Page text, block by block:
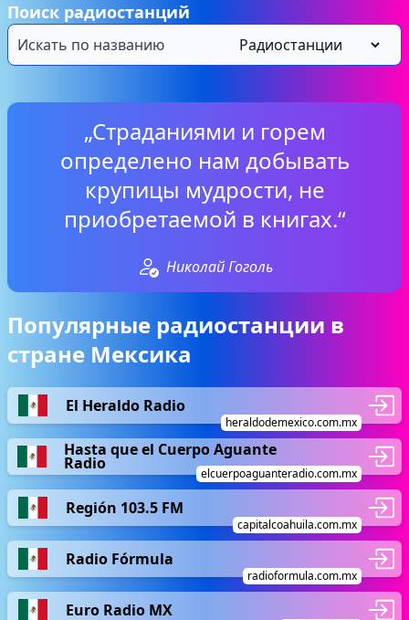
Поиск радиостанций
„Страданиями и горем
определено нам добывать
крупицы мудрости, не
приобретаемой в книгах.“
Николай Гоголь
Популярные радиостанции в
стране Мексика
El Heraldo Radio
heraldodemexico.com.mx
Hasta que el Cuerpo Aguante
Radio
elcuerpoaguanteradio.com.mx
Región 103.5 FM
capitalcoahuila.com.mx
Radio Fórmula
radioformula.com.mx
Euro Radio MX